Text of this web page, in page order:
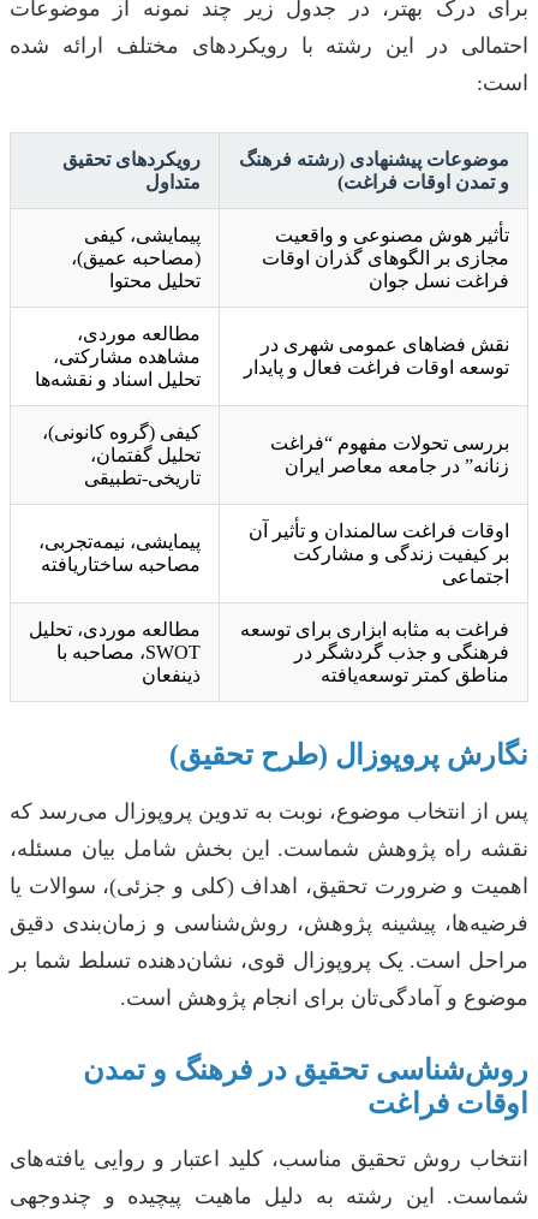
برای درک بهتر، در جدول زیر چند نمونه از موضوعات
احتمالی در این رشته با رویکردهای مختلف ارائه شده
است:
موضوعات پیشنهادی (رشته فرهنگ
و تمدن اوقات فراغت)
رویکردهای تحقیق
متداول
تأثیر هوش مصنوعی و واقعیت
مجازی بر الگوهای گذران اوقات
فراغت نسل جوان
پیمایشی، کیفی
(مصاحبه عمیق)،
تحلیل محتوا
نقش فضاهای عمومی شهری در
توسعه اوقات فراغت فعال و پایدار
مطالعه موردی،
مشاهده مشارکتی،
تحلیل اسناد و نقشه‌ها
بررسی تحولات مفهوم “فراغت
زنانه” در جامعه معاصر ایران
کیفی (گروه کانونی)،
تحلیل گفتمان،
تاریخی-تطبیقی
اوقات فراغت سالمندان و تأثیر آن
بر کیفیت زندگی و مشارکت
اجتماعی
پیمایشی، نیمه‌تجربی،
مصاحبه ساختاریافته
فراغت به مثابه ابزاری برای توسعه
فرهنگی و جذب گردشگر در
مناطق کمتر توسعه‌یافته
مطالعه موردی، تحلیل
SWOT، مصاحبه با
ذینفعان
نگارش پروپوزال (طرح تحقیق)
پس از انتخاب موضوع، نوبت به تدوین پروپوزال می‌رسد که
نقشه راه پژوهش شماست. این بخش شامل بیان مسئله،
اهمیت و ضرورت تحقیق، اهداف (کلی و جزئی)، سوالات یا
فرضیه‌ها، پیشینه پژوهش، روش‌شناسی و زمان‌بندی دقیق
مراحل است. یک پروپوزال قوی، نشان‌دهنده تسلط شما بر
موضوع و آمادگی‌تان برای انجام پژوهش است.
روش‌شناسی تحقیق در فرهنگ و تمدن
اوقات فراغت
انتخاب روش تحقیق مناسب، کلید اعتبار و روایی یافته‌های
شماست. این رشته به دلیل ماهیت پیچیده و چندوجهی